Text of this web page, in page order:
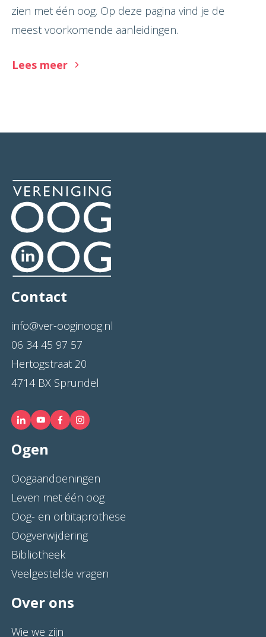
zien met één oog. Op deze pagina vind je de
meest voorkomende aanleidingen.
Lees meer
Contact
info@ver-ooginoog.nl
06 34 45 97 57
Hertogstraat 20
4714 BX Sprundel
Ogen
Oogaandoeningen
Leven met één oog
Oog- en orbitaprothese
Oogverwijdering
Bibliotheek
Veelgestelde vragen
Over ons
Wie we zijn